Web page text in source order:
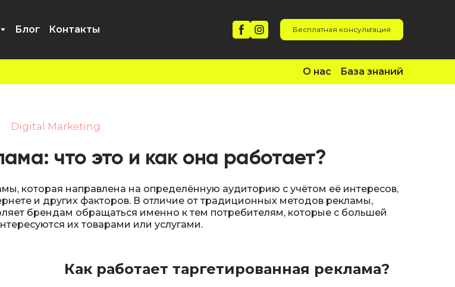
Блог Контакты Бесплатная консультация
О нас База знаний
Digital Marketing
что это и как она работает?
которая направлена на определённую аудиторию с учётом её интересов,
и других факторов. В отличие от традиционных методов рекламы,
брендам обращаться именно к тем потребителям, которые с большей
их товарами или услугами.
Как работает таргетированная реклама?